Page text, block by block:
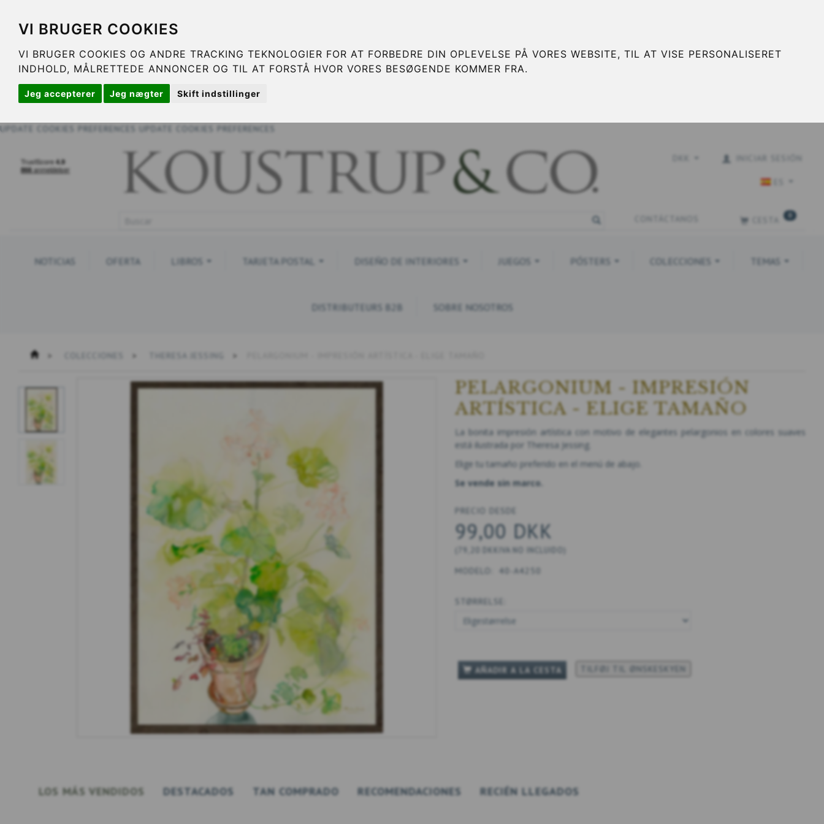
VI BRUGER COOKIES
VI BRUGER COOKIES OG ANDRE TRACKING TEKNOLOGIER FOR AT FORBEDRE DIN OPLEVELSE PÅ VORES WEBSITE, TIL AT VISE PERSONALISERET
INDHOLD, MÅLRETTEDE ANNONCER OG TIL AT FORSTÅ HVOR VORES BESØGENDE KOMMER FRA.
Jeg accepterer Jeg nægter Skift indstillinger
UPDATE COOKIES PREFERENCES UPDATE COOKIES PREFERENCES
NOTICIAS OFERTA LIBROS TARJETA POSTAL DISEÑO DE INTERIORES JUEGOS PÓSTERS COLECCIONES TEMAS
DISTRIBUTEURS B2B SOBRE NOSOTROS
PELARGONIUM - IMPRESIÓN
ARTÍSTICA - ELIGE TAMAÑO
La bonita impresión artística con motivo de elegantes pelargonios en colores suaves
está ilustrada por Theresa Jessing.
Elige tu tamaño preferido en el menú de abajo.
Se vende sin marco.
PRECIO DESDE
99,00 DKK
79,20 DKK IVA NO INCLUIDO
MODELO: 40-A4250
STØRRELSE:
AÑADIR A LA CESTA TILFØJ TIL ØNSKESKYEN
LOS MÁS VENDIDOS DESTACADOS TAN COMPRADO RECOMENDACIONES RECIÉN LLEGADOS